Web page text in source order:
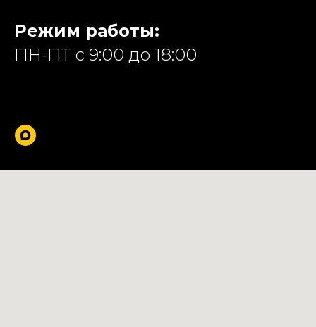
Режим работы:
ПН-ПТ с 9:00 до 18:00